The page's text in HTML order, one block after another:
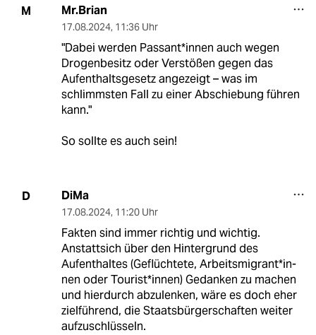
M Mr.Brian
17.08.2024, 11:36 Uhr
"Dabei werden Pas­san­t*in­nen auch wegen
Drogenbesitz oder Verstößen gegen das
Aufenthaltsgesetz angezeigt – was im
schlimmsten Fall zu einer Abschiebung führen
kann."
So sollte es auch sein!
D DiMa
17.08.2024, 11:20 Uhr
Fakten sind immer richtig und wichtig.
Anstattsich über den Hintergrund des
Aufenthaltes (Geflüchtete, Ar­beits­mi­gran­t*in­
nen oder Tou­ris­t*in­nen) Gedanken zu machen
und hierdurch abzulenken, wäre es doch eher
zielführend, die Staatsbürgerschaften weiter
aufzuschlüsseln.